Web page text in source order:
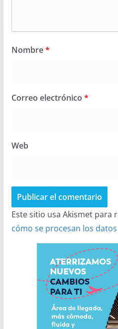
Nombre*
Correo electrónico *
Web
Este sitio usa Akismet para
cómo se procesan los